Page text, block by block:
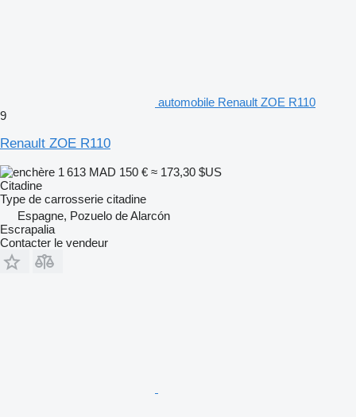
automobile Renault ZOE R110
9
Renault ZOE R110
1 613 MAD 150 € ≈ 173,30 $US
Citadine
Type de carrosserie citadine
Espagne, Pozuelo de Alarcón
Escrapalia
Contacter le vendeur